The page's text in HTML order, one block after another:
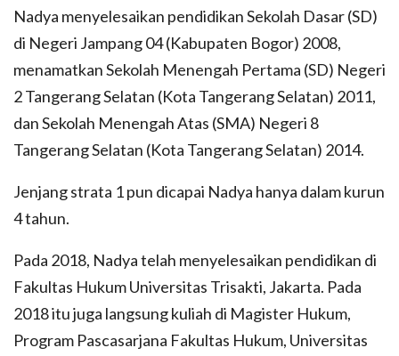
Nadya menyelesaikan pendidikan Sekolah Dasar (SD)
di Negeri Jampang 04 (Kabupaten Bogor) 2008,
menamatkan Sekolah Menengah Pertama (SD) Negeri
2 Tangerang Selatan (Kota Tangerang Selatan) 2011,
dan Sekolah Menengah Atas (SMA) Negeri 8
Tangerang Selatan (Kota Tangerang Selatan) 2014.
Jenjang strata 1 pun dicapai Nadya hanya dalam kurun
4 tahun.
Pada 2018, Nadya telah menyelesaikan pendidikan di
Fakultas Hukum Universitas Trisakti, Jakarta. Pada
2018 itu juga langsung kuliah di Magister Hukum,
Program Pascasarjana Fakultas Hukum, Universitas